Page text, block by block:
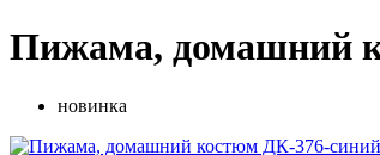
Пижама, домашний
новинка